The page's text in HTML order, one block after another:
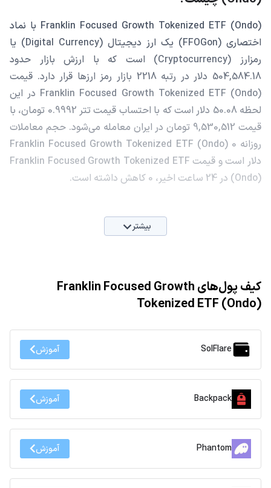
Franklin Focused Growth Tokenized ETF (Ondo) با نماد
اختصاری (FFOGon) یک ارز دیجیتال (Digital Currency) یا
رمزارز (Cryptocurrency) است که با ارزش بازار حدود
504,584.18 دلار در رتبه 2218 بازار رمز ارزها قرار دارد. قیمت
Franklin Focused Growth Tokenized ETF (Ondo) در این
لحظه 50.08 دلار است که با احتساب قیمت تتر 0.9992 تومان، با
قیمت 9,530,512 تومان در ایران معامله می‌شود. حجم معاملات
روزانه Franklin Focused Growth Tokenized ETF (Ondo) 0
دلار است و قیمت Franklin Focused Growth Tokenized ETF
(Ondo) در 24 ساعت اخیر، 0 کاهش داشته است.
بیشتر
کیف پول‌های Franklin Focused Growth
Tokenized ETF (Ondo)
SolFlare آموزش
Backpack آموزش
Phantom آموزش